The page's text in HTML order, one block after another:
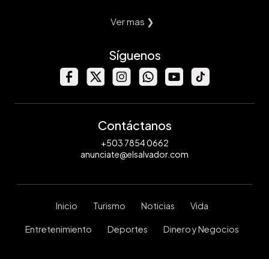
Ver mas ❯
Síguenos
Contáctanos
+503 7854 0662
anunciate@elsalvador.com
Inicio Turismo Noticias Vida
Entretenimiento Deportes Dinero y Negocios